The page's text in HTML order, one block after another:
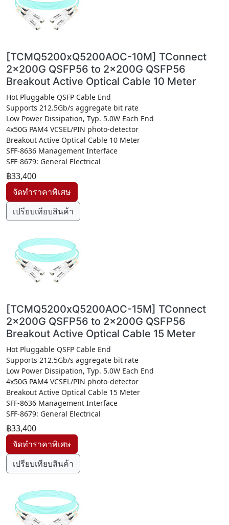
[TCMQ5200xQ5200AOC-10M] TConnect
2x200G QSFP56 to 2x200G QSFP56
Breakout Active Optical Cable 10 Meter
Hot Pluggable QSFP Cable End
Supports 212.5Gb/s aggregate bit rate
Low Power Dissipation, Typ. 5.0W Each End
4x50G PAM4 VCSEL/PIN photo-detector
Breakout Active Optical Cable 10 Meter
SFF-8636 Management Interface
SFF-8679: General Electrical
฿33,400
เปรียบเทียบสินค้า
[TCMQ5200xQ5200AOC-15M] TConnect
2x200G QSFP56 to 2x200G QSFP56
Breakout Active Optical Cable 15 Meter
Hot Pluggable QSFP Cable End
Supports 212.5Gb/s aggregate bit rate
Low Power Dissipation, Typ. 5.0W Each End
4x50G PAM4 VCSEL/PIN photo-detector
Breakout Active Optical Cable 15 Meter
SFF-8636 Management Interface
SFF-8679: General Electrical
฿33,400
เปรียบเทียบสินค้า